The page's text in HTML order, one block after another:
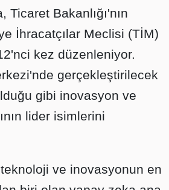
Ticaret Bakanlığı'nın
İhracatçılar Meclisi (TİM)
kez düzenleniyor.
gerçekleştirilecek
gibi inovasyon ve
lider isimlerini
ve inovasyonun en